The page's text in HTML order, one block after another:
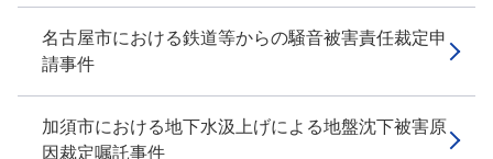
名古屋市における鉄道等からの騒音被害責任裁定申
請事件
加須市における地下水汲上げによる地盤沈下被害原
因裁定嘱託事件